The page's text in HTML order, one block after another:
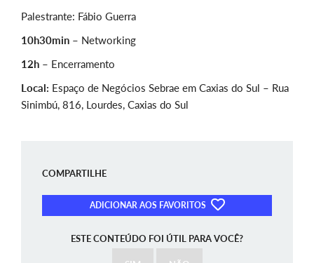
Palestrante: Fábio Guerra
10h30min – Networking
12h – Encerramento
Local: Espaço de Negócios Sebrae em Caxias do Sul – Rua
Sinimbú, 816, Lourdes, Caxias do Sul
COMPARTILHE
ADICIONAR AOS FAVORITOS
ESTE CONTEÚDO FOI ÚTIL PARA VOCÊ?